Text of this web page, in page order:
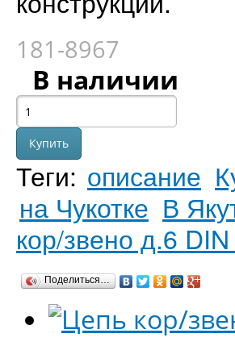
181-8967
В наличии
Теги: описание
на Чукотке В
кор/звено д.6
Поделиться…